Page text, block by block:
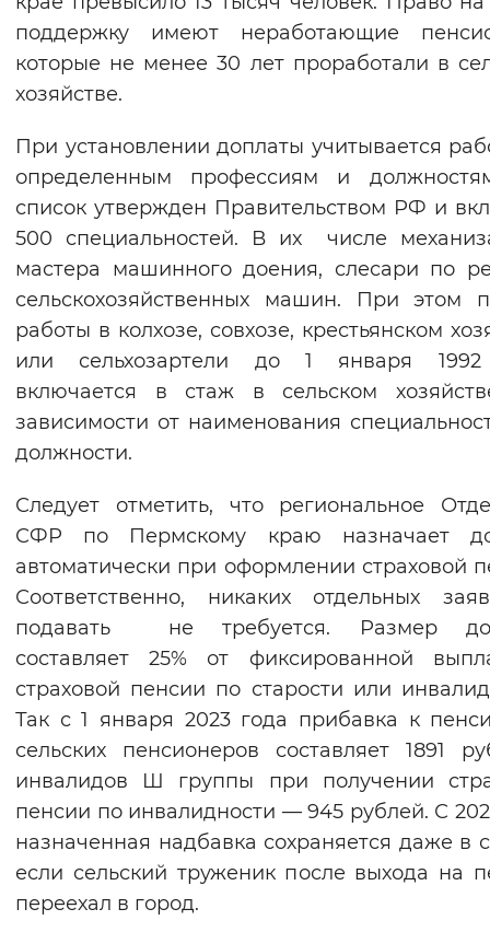
Монохромный Инверсивный
Изображения
Включены Выключены
Звуковой ассистент
Воспроизвести Остановить
Вернуть стандартные настройки
поддержку имеют неработающие
которые не менее 30 лет проработали в
хозяйстве.
При установлении доплаты учитывается
определенным профессиям и
список утвержден Правительством РФ и
500 специальностей. В их числе
мастера машинного доения, слесари по
сельскохозяйственных машин. При этом
работы в колхозе, совхозе, крестьянском
или сельхозартели до 1 января
включается в стаж в сельском
зависимости от наименования
должности.
Следует отметить, что региональное
СФР по Пермскому краю назначает
автоматически при оформлении страховой
Соответственно, никаких отдельных
подавать не требуется. Размер
составляет 25% от фиксированной
страховой пенсии по старости или
Так с 1 января 2023 года прибавка к
сельских пенсионеров составляет 1891
инвалидов Ш группы при получении
пенсии по инвалидности — 945 рублей. С
назначенная надбавка сохраняется даже в
если сельский труженик после выхода на
переехал в город.